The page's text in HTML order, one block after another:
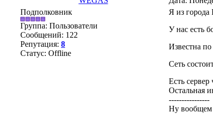
Подполковник
Группа: Пользователи
Сообщений: 122
Репутация: 8
Статус: Offline
Я из города
У нас есть
Известна по
Сеть
Есть сервер
Остальная
----------------
Ну вообщем